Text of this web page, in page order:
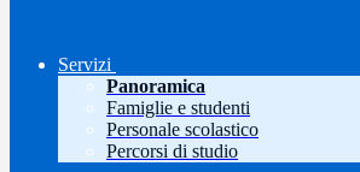
Servizi
Panoramica
Famiglie e studenti
Personale scolastico
Percorsi di studio